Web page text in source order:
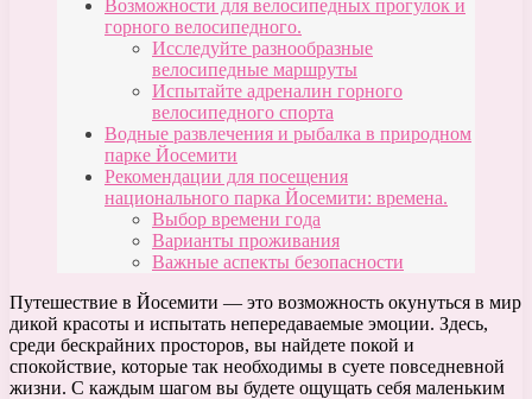
Возможности для велосипедных прогулок и
горного велосипедного.
Исследуйте разнообразные
велосипедные маршруты
Испытайте адреналин горного
велосипедного спорта
Водные развлечения и рыбалка в природном
парке Йосемити
Рекомендации для посещения
национального парка Йосемити: времена.
Выбор времени года
Варианты проживания
Важные аспекты безопасности
Путешествие в Йосемити — это возможность окунуться в мир
дикой красоты и испытать непередаваемые эмоции. Здесь,
среди бескрайних просторов, вы найдете покой и
спокойствие, которые так необходимы в суете повседневной
жизни. С каждым шагом вы будете ощущать себя маленьким